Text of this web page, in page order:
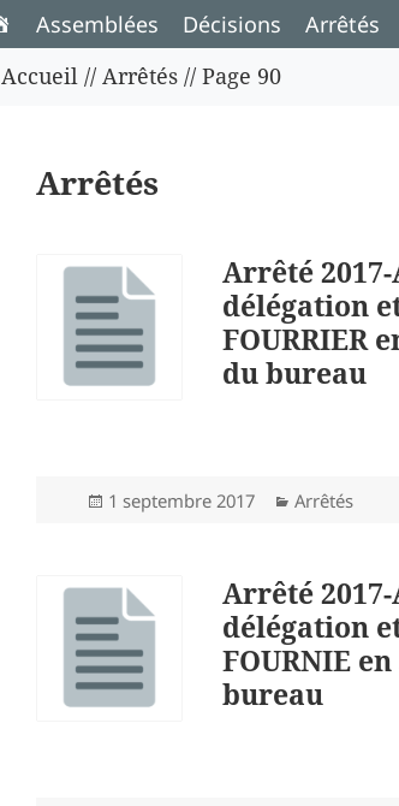
Assemblées Décisions Arrêtés
Accueil //Arrêtés //Page 90
Arrêtés
Arrêté
délégation
FOURRIER
du bureau
Publié
1 septembre 2017 Catégories
Arrêtés
Arrêté
délégation
FOURNIE
bureau